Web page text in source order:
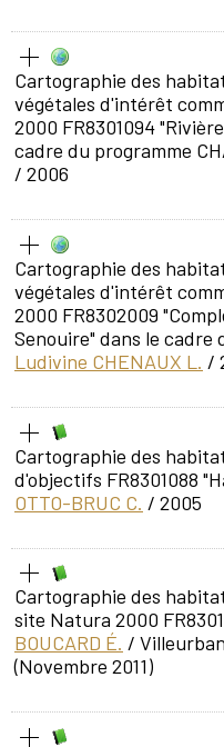
Cartographie des
végétales d'intérêt
2000 FR8301094
cadre du programme
/ 2006
Cartographie des
végétales d'intérêt
2000 FR8302009
Senouire" dans le cadre
Ludivine CHENAUX L. /
Cartographie des
d'objectifs FR8301088
OTTO-BRUC C. / 2005
Cartographie des
site Natura 2000
BOUCARD É. /
(Novembre 2011)